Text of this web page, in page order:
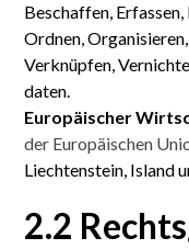
Beschaffen,
Ordnen,
Verknüpfen,
daten.
Europäischer
der Europäischen
Liechten­stein, Island
2.2